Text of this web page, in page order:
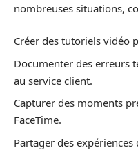
nombreuses situations,
Créer des tutoriels vidéo
Documenter des erreurs
au service client.
Capturer des moments
FaceTime.
Partager des